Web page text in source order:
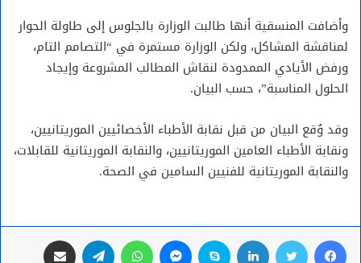
وأضافت المنسقية أنها طالبت الوزارة بالجلوس إلى طاولة الحوار
لمناقشة المشاكل، ولكن الوزارة مستمرة في “التصامم التام،
ورفض الأيادي الممدودة لنقاش المطالب المشروعة وإيجاد
الحلول المناسبة”، حسب البيان.
وقد وُقع البيان من قبل نقابة الأطباء الأخصائيين الموريتانيين،
ونقابة الأطباء العامين الموريتانيين، والنقابة الموريتانية للقابلات،
والنقابة الموريتانية للفنيين السامين في الصحة.
فيسبوك تويتر لينكدإن سكايب ماسنجر واتساب تيلقرام